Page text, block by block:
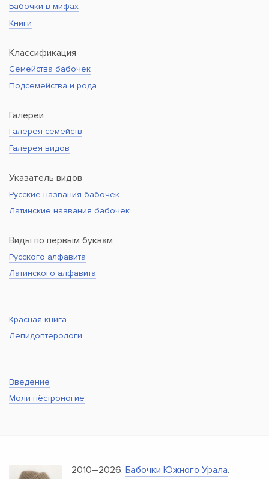
Бабочки в мифах
Книги
Классификация
Семейства бабочек
Подсемейства и рода
Галереи
Галерея семейств
Галерея видов
Указатель видов
Русские названия бабочек
Латинские названия бабочек
Виды по первым буквам
Русского алфавита
Латинского алфавита
Красная книга
Лепидоптерологи
Введение
Моли пёстроногие
2010–2026. Бабочки Южного Урала.